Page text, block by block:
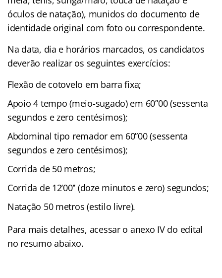
óculos de natação), munidos do documento de
identidade original com foto ou correspondente.
Na data, dia e horários marcados, os candidatos
deverão realizar os seguintes exercícios:
Flexão de cotovelo em barra fixa;
Apoio 4 tempo (meio-sugado) em 60”00 (sessenta
segundos e zero centésimos);
Abdominal tipo remador em 60”00 (sessenta
segundos e zero centésimos);
Corrida de 50 metros;
Corrida de 12’00’’ (doze minutos e zero) segundos;
Natação 50 metros (estilo livre).
Para mais detalhes, acessar o anexo IV do edital
no resumo abaixo.